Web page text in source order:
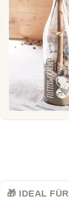
🎁 IDEAL FÜR